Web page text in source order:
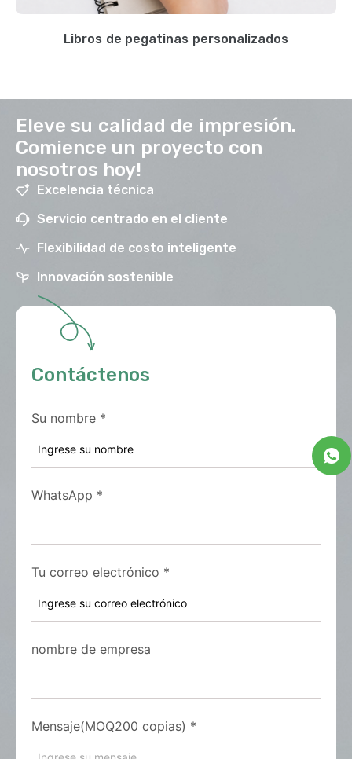
Libros de pegatinas personalizados
Eleve su calidad de impresión.
Comience un proyecto con
nosotros hoy!
Excelencia técnica
Servicio centrado en el cliente
Flexibilidad de costo inteligente
Innovación sostenible
Contáctenos
Su nombre *
WhatsApp *
Tu correo electrónico *
nombre de empresa
Mensaje(MOQ200 copias) *